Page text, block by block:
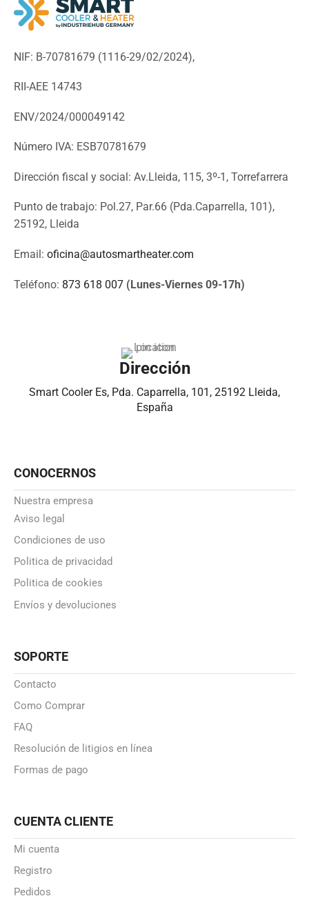
NIF: B-70781679 (1116-29/02/2024),
RII-AEE 14743
ENV/2024/000049142
Número IVA: ESB70781679
Dirección fiscal y social: Av.Lleida, 115, 3º-1, Torrefarrera
Punto de trabajo: Pol.27, Par.66 (Pda.Caparrella, 101),
25192, Lleida
Email: oficina@autosmartheater.com
Teléfono: 873 618 007 (Lunes-Viernes 09-17h)
Dirección
Smart Cooler Es, Pda. Caparrella, 101, 25192 Lleida,
España
CONOCERNOS
Nuestra empresa
Aviso legal
Condiciones de uso
Politica de privacidad
Politica de cookies
Envíos y devoluciones
SOPORTE
Contacto
Como Comprar
FAQ
Resolución de litigios en línea
Formas de pago
CUENTA CLIENTE
Mi cuenta
Registro
Pedidos